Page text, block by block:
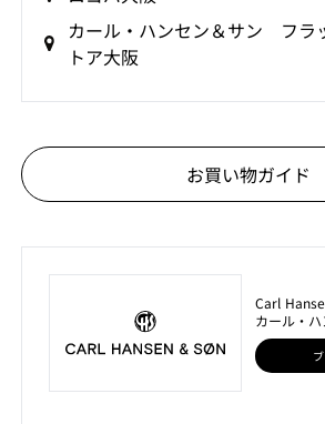
カール・ハンセン＆サン フラ
トア大阪
お買い物ガイド
Carl
カール・